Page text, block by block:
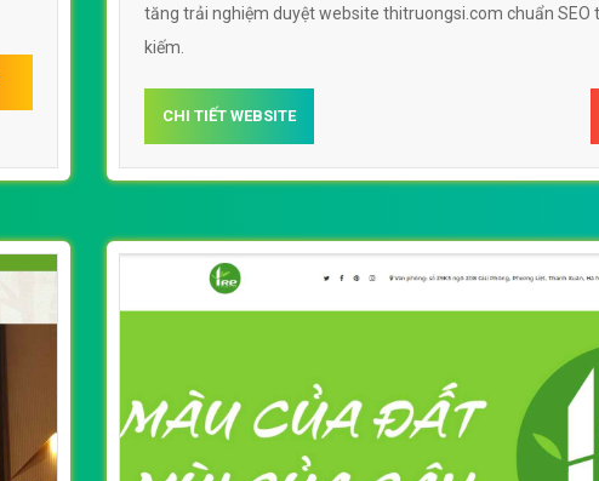
tăng trải nghiệm duyệt website thitruongsi.com chuẩn SEO
kiếm.
CHI TIẾT WEBSITE